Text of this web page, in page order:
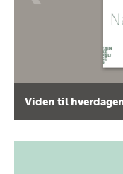
Viden til